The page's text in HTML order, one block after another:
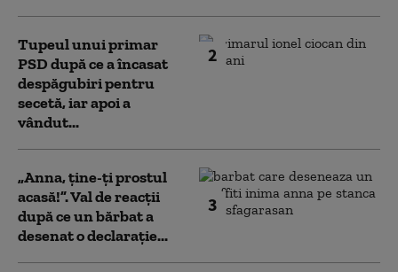
2
Tupeul unui primar
PSD după ce a încasat
despăgubiri pentru
secetă, iar apoi a
vândut...
3
„Anna, ţine-ţi prostul
acasă!”. Val de reacții
după ce un bărbat a
desenat o declarație...